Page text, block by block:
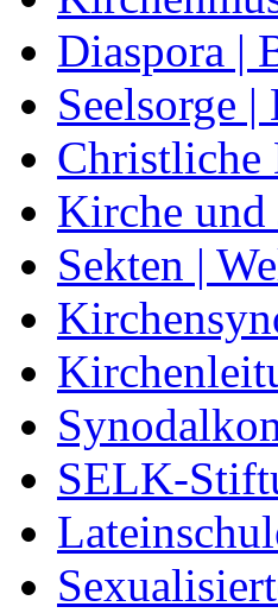
Diaspora |
Seelsorge |
Christliche
Kirche und
Sekten |
SELK-